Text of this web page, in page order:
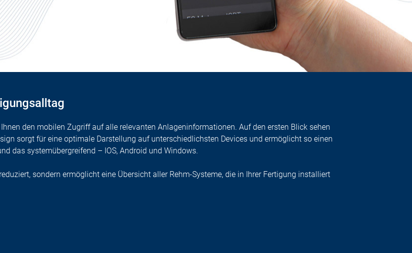
den mobilen Zugriff auf alle relevanten Anlageninformationen. Auf den ersten Blick sehen
sorgt für eine optimale Darstellung auf unterschiedlichsten Devices und ermöglicht so einen
das systemübergreifend – IOS, Android und Windows.
sondern ermöglicht eine Übersicht aller Rehm-Systeme, die in Ihrer Fertigung installiert